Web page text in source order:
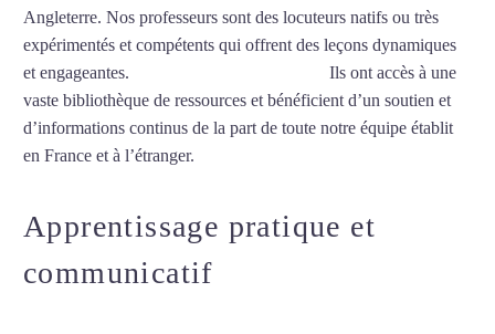
Angleterre. Nos professeurs sont des locuteurs natifs ou très
expérimentés et compétents qui offrent des leçons dynamiques
et engageantes.
Ils ont accès à une
vaste bibliothèque de ressources et bénéficient d’un soutien et
d’informations continus de la part de toute notre équipe établit
en France et à l’étranger.
Apprentissage pratique et
communicatif